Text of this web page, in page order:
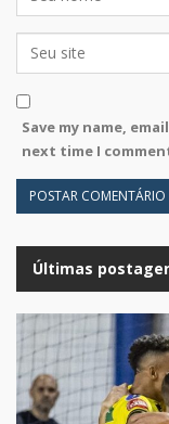
Save my name,
next time I
Últimas